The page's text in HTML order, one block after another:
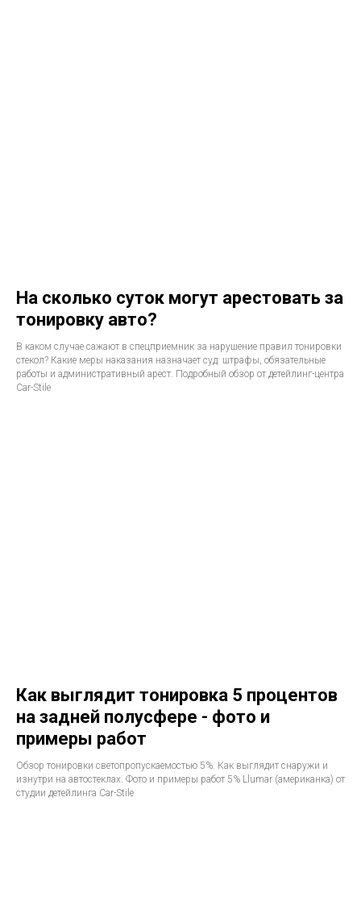
На сколько суток могут арестовать за
тонировку авто?
В каком случае сажают в спецприемник за нарушение правил тонировки
стекол? Какие меры наказания назначает суд: штрафы, обязательные
работы и административный арест. Подробный обзор от детейлинг-центра
Car-Stile
Как выглядит тонировка 5 процентов
на задней полусфере - фото и
примеры работ
Обзор тонировки светопропускаемостью 5%. Как выглядит снаружи и
изнутри на автостеклах. Фото и примеры работ 5% Llumar (американка) от
студии детейлинга Car-Stile